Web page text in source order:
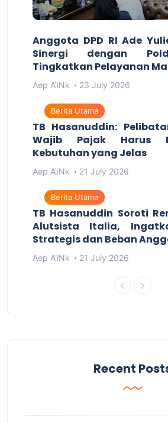
Anggota DPD RI Ade
Sinergi dengan
Tingkatkan Pelayanan
Aep A'iNk 23 July 2026
Berita Utama
TB Hasanuddin:
Wajib Pajak Harus
Kebutuhan yang Jelas
Aep A'iNk 21 July 2026
Berita Utama
TB Hasanuddin Soroti
Alutsista Italia,
Strategis dan Beban
Aep A'iNk 21 July 2026
Recent